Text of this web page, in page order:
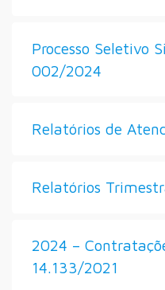
Processo Seletivo
002/2024
Relatórios de
Relatórios
2024 –
14.133/2021